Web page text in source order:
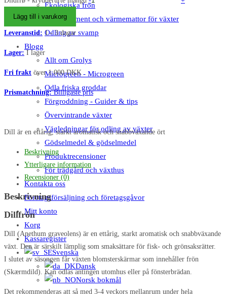
Ekologiska frön
Mätinstrument och värmemattor för växter
Odling av svamp
Blogg
Allt om Grolys
Microgreen - Microgreen
Odla friska groddar
Förgroddning - Guider & tips
Övervintrande växter
Vägledningar för odling av växter
Gödselmedel & gödselmedel
Produktrecensioner
För trädgård och växthus
Kontakta oss
Företagsförsäljning och företagsgåvor
Mitt konto
Korg
Kassaregister
Svenska
Dansk
Norsk bokmål
Lägg till i varukorg
Leveranstid: 1 - 3 dagar
Lager:I lager
Fri frakt över 1.000 DKK
Prismatchning:Billigaste pris
Dill är en ettårig, starkt aromatisk och snabbväxande ört
Beskrivning
Ytterligare information
Recensioner (0)
Beskrivning
Dillfrön
Dill (Anethum graveolens) är en ettårig, starkt aromatisk och snabbväxande
växt. Den är särskilt lämplig som smaksättare för fisk- och grönsaksrätter.
I slutet av säsongen får växten blomsterskärmar som innehåller frön
(Skærmdild). Kan odlas antingen utomhus eller på fönsterbrädan.
Det rekommenderas att så med 3-4 veckors mellanrum under hela